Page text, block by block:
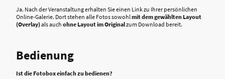
Ja. Nach der Veranstaltung erhalten Sie einen Link zu Ihrer persönlichen
Online-Galerie. Dort stehen alle Fotos sowohl mit dem gewählten Layout
(Overlay)als auch ohne Layout im Originalzum Download bereit.
Bedienung
Ist die Fotobox einfach zu bedienen?